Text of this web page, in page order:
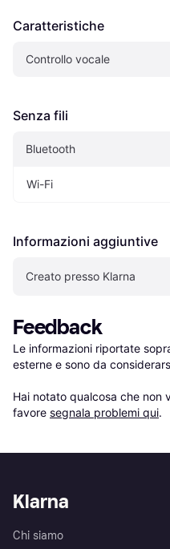
Caratteristiche
Controllo vocale
Senza fili
Bluetooth
Wi-Fi
Informazioni aggiuntive
Creato presso Klarna
Feedback
Le informazioni riportate
esterne e sono da
Hai notato qualcosa che non
favore segnala problemi qui.
Klarna
Chi siamo